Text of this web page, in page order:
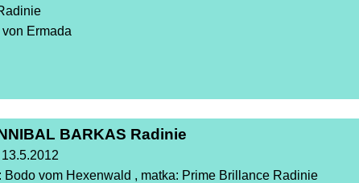
Ermada
BARKAS Radinie
13.5.2012
Bodo vom Hexenwald , matka: Prime Brillance Radinie